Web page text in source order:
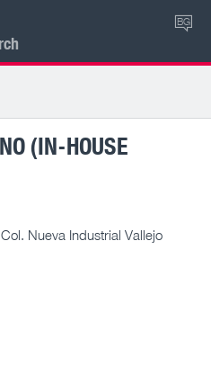
BG
(IN-HOUSE
Nueva Industrial Vallejo